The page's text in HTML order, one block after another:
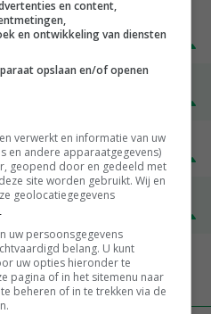
€ 26,50
€ 1,25 € 0,10
en content,
en ontwikkeling van diensten
opslaan en/of openen
verwerkt en informatie van uw
en andere apparaatgegevens)
geopend door en gedeeld met
site worden gebruikt. Wij en
geolocatiegegevens
uw persoonsgegevens
belang. U kunt
uw opties hieronder te
pagina of in het sitemenu naar
beheren of in te trekken via de